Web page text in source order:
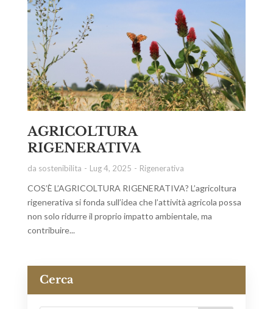
AGRICOLTURA
RIGENERATIVA
da sostenibilita Lug 4, 2025 Rigenerativa
COS’È L’AGRICOLTURA RIGENERATIVA? L’agricoltura
rigenerativa si fonda sull’idea che l’attività agricola possa
non solo ridurre il proprio impatto ambientale, ma
contribuire...
Cerca